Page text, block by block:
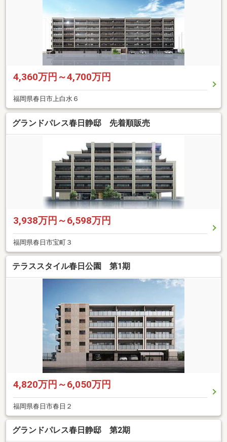
4,360万円～4,700万円
福岡県春日市上白水６
グランドパレス春日静邸 先着順販売
3,938万円～6,598万円
福岡県春日市宝町３
テラススタイル春日公園 第1期
4,820万円～6,050万円
福岡県春日市春日２
グランドパレス春日静邸 第2期